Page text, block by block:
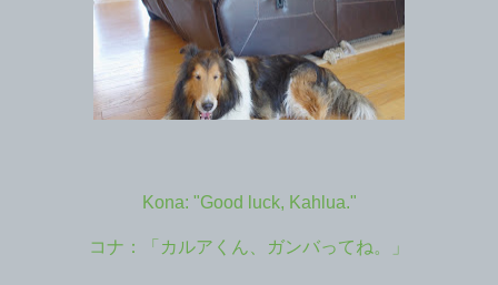
Kona: "Good luck, Kahlua."
コナ：「カルアくん、ガンバってね。」